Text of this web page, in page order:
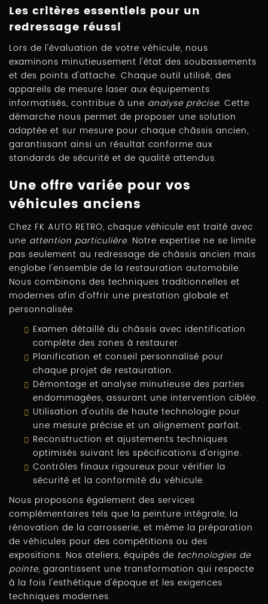
Les critères essentiels pour un
redressage réussi
Lors de l'évaluation de votre véhicule, nous
examinons minutieusement l'état des soubassements
et des points d'attache. Chaque outil utilisé, des
appareils de mesure laser aux équipements
informatisés, contribue à une analyse précise. Cette
démarche nous permet de proposer une solution
adaptée et sur mesure pour chaque châssis ancien,
garantissant ainsi un résultat conforme aux
standards de sécurité et de qualité attendus.
Une offre variée pour vos
véhicules anciens
Chez FK AUTO RETRO, chaque véhicule est traité avec
une attention particulière. Notre expertise ne se limite
pas seulement au redressage de châssis ancien mais
englobe l'ensemble de la restauration automobile.
Nous combinons des techniques traditionnelles et
modernes afin d'offrir une prestation globale et
personnalisée.
Examen détaillé du châssis avec identification
complète des zones à restaurer.
Planification et conseil personnalisé pour
chaque projet de restauration.
Démontage et analyse minutieuse des parties
endommagées, assurant une intervention ciblée.
Utilisation d'outils de haute technologie pour
une mesure précise et un alignement parfait.
Reconstruction et ajustements techniques
optimisés suivant les spécifications d'origine.
Contrôles finaux rigoureux pour vérifier la
sécurité et la conformité du véhicule.
Nous proposons également des services
complémentaires tels que la peinture intégrale, la
rénovation de la carrosserie, et même la préparation
de véhicules pour des compétitions ou des
expositions. Nos ateliers, équipés de technologies de
pointe, garantissent une transformation qui respecte
à la fois l'esthétique d'époque et les exigences
techniques modernes.